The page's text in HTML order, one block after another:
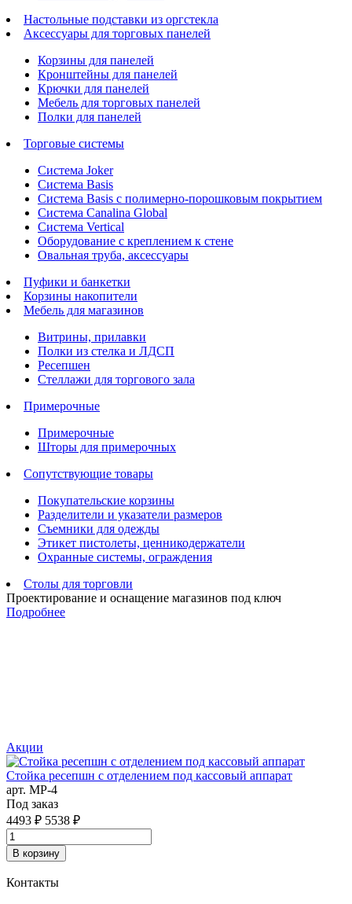
Настольные подставки из оргстекла
Аксессуары для торговых панелей
Корзины для панелей
Кронштейны для панелей
Крючки для панелей
Мебель для торговых панелей
Полки для панелей
Торговые системы
Система Joker
Система Basis
Система Basis с полимерно-порошковым покрытием
Система Canalina Global
Система Vertical
Оборудование с креплением к стене
Овальная труба, аксессуары
Пуфики и банкетки
Корзины накопители
Мебель для магазинов
Витрины, прилавки
Полки из стелка и ЛДСП
Ресепшен
Стеллажи для торгового зала
Примерочные
Примерочные
Шторы для примерочных
Сопутствующие товары
Покупательские корзины
Разделители и указатели размеров
Съемники для одежды
Этикет пистолеты, ценникодержатели
Охранные системы, ограждения
Столы для торговли
Проектирование и оснащение магазинов под ключ
Подробнее
Акции
Стойка ресепшн с отделением под кассовый аппарат
арт. MР-4
Под заказ
4493 ₽ 5538 ₽
В корзину
Контакты